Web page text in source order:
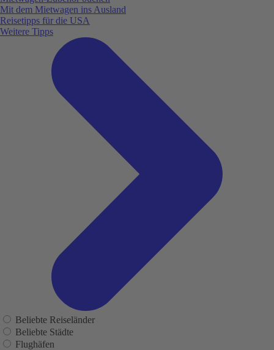
Mit dem Mietwagen ins Ausland
Reisetipps für die USA
Weitere Tipps
Beliebte Reiseländer
Beliebte Städte
Flughäfen